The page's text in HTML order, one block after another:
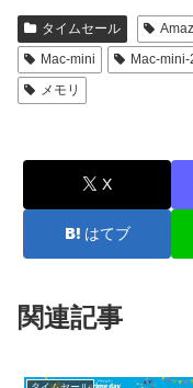
タイムセール
Mac-mini
Mac-
メモリ
X
はてブ
関連記事